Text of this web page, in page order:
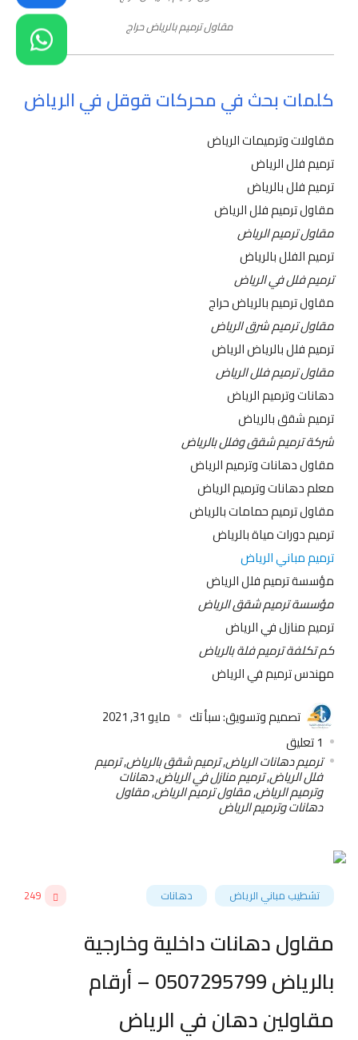
مقاول ترميم بالرياض حراج
كلمات بحث في محركات قوقل في الرياض
مقاولات وترميمات الرياض
ترميم فلل الرياض
ترميم فلل بالرياض
مقاول ترميم فلل الرياض
مقاول ترميم الرياض
ترميم الفلل بالرياض
ترميم فلل في الرياض
مقاول ترميم بالرياض حراج
مقاول ترميم شرق الرياض
ترميم فلل بالرياض الرياض
مقاول ترميم فلل الرياض
دهانات وترميم الرياض
ترميم شقق بالرياض
شركة ترميم شقق وفلل بالرياض
مقاول دهانات وترميم الرياض
معلم دهانات وترميم الرياض
مقاول ترميم حمامات بالرياض
ترميم دورات مياة بالرياض
ترميم مباني الرياض
مؤسسة ترميم فلل الرياض
مؤسسة ترميم شقق الرياض
ترميم منازل في الرياض
كم تكلفة ترميم فلة بالرياض
مهندس ترميم في الرياض
تصميم وتسويق: سبأ تك
مايو 31, 2021
1تعليق
ترميم دهانات الرياض,ترميم شقق بالرياض,ترميم
فلل الرياض,ترميم منازل في الرياض,دهانات
وترميم الرياض,مقاول ترميم الرياض,مقاول
دهانات وترميم الرياض
تشطيب مباني الرياض دهانات 249
مقاول دهانات داخلية وخارجية
بالرياض 0507295799 – أرقام
مقاولين دهان في الرياض